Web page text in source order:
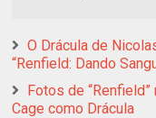
O Drácula de
“Renfield: Dando
Fotos de
Cage como Drácula